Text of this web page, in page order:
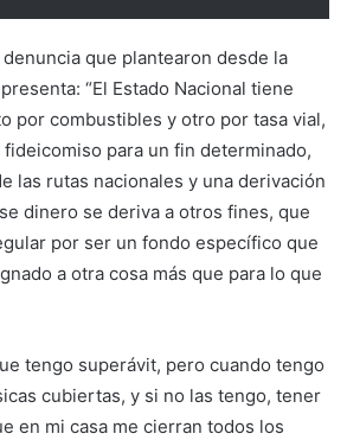
que plantearon desde la
“El Estado Nacional tiene
por combustibles y otro por tasa vial,
para un fin determinado,
las rutas nacionales y una derivación
dinero se deriva a otros fines, que
por ser un fondo específico que
a otra cosa más que para lo que
tengo superávit, pero cuando tengo
cubiertas, y si no las tengo, tener
en mi casa me cierran todos los